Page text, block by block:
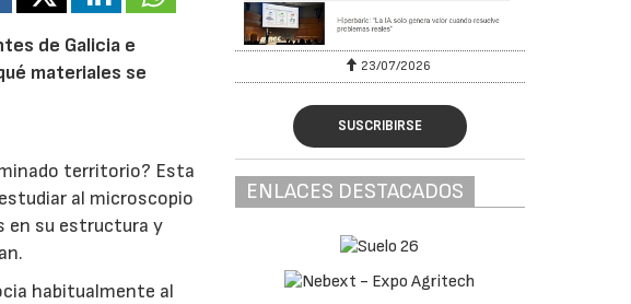
de Galicia e
materiales se
territorio? Esta
al microscopio
en su estructura y
habitualmente al
30/07/2026 23/07/2026
SUSCRIBIRSE
ENLACES DESTACADOS